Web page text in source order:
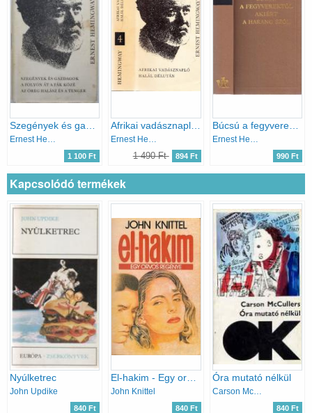
1 100 Ft 1 490 Ft 894 Ft
Búcsú a fegyverektől - Akiért a harang szól
990 Ft
Kapcsolódó termékek
Nyúlketrec
John Updike
840 Ft
John Knittel
840 Ft
Óra mutató nélkül
Carson McCullers
840 Ft